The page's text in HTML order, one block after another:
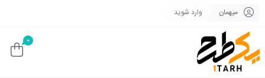
میهمان وارد شوید
0